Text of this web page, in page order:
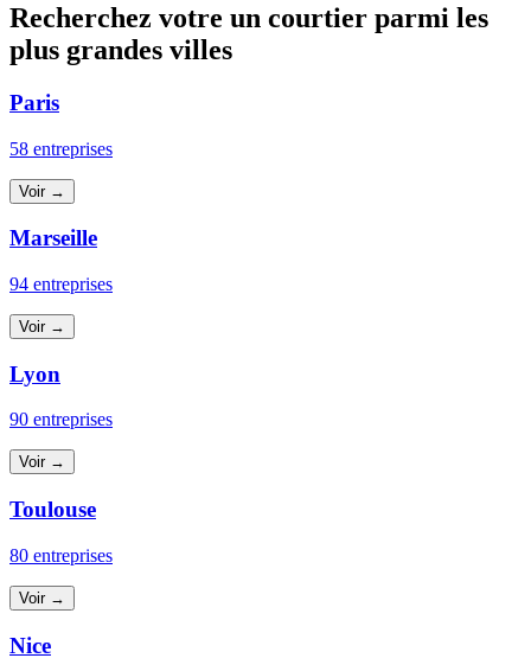
Recherchez votre un courtier parmi les
plus grandes villes
Paris
58 entreprises
Voir →
Marseille
94 entreprises
Voir →
Lyon
90 entreprises
Voir →
Toulouse
80 entreprises
Voir →
Nice